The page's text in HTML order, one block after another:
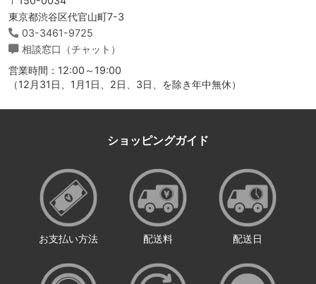
東京都渋谷区代官山町7-3
03-3461-9725
相談窓口（チャット）
営業時間：12:00～19:00
（12月31日、1月1日、2日、3日、を除き年中無休）
ショッピングガイド
お支払い方法 配送料 配送日